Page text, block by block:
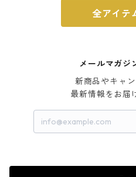
全アイテ
メールマガジ
新商品やキャ
最新情報をお届